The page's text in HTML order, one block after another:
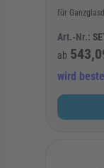
für
Art.-Nr.:
ab
wird